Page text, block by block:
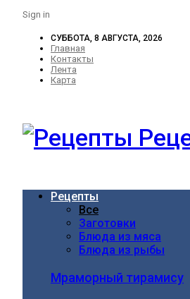
Sign in
СУББОТА, 8 АВГУСТА, 2026
Главная
Контакты
Лента
Карта
Рецепты
Все
Заготовки
Блюда из мяса
Блюда из рыбы
Мраморный тирамису